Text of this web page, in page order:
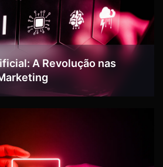
A Revolução nas